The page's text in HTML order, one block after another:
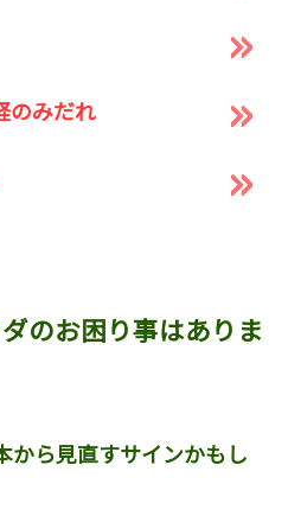
のみだれ
のお困り事はありま
から見直すサインかもし